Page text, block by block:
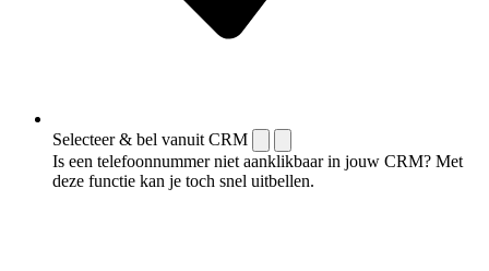
Selecteer & bel vanuit CRM
Is een telefoonnummer niet aanklikbaar in jouw CRM? Met
deze functie kan je toch snel uitbellen.